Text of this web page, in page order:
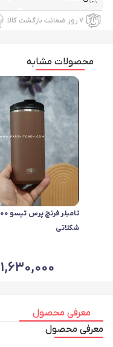
۷ روز ضمانت بازگشت کالا
محصولات مشابه
شکلاتی
1,630,000
معرفی محصول
معرفی محصول